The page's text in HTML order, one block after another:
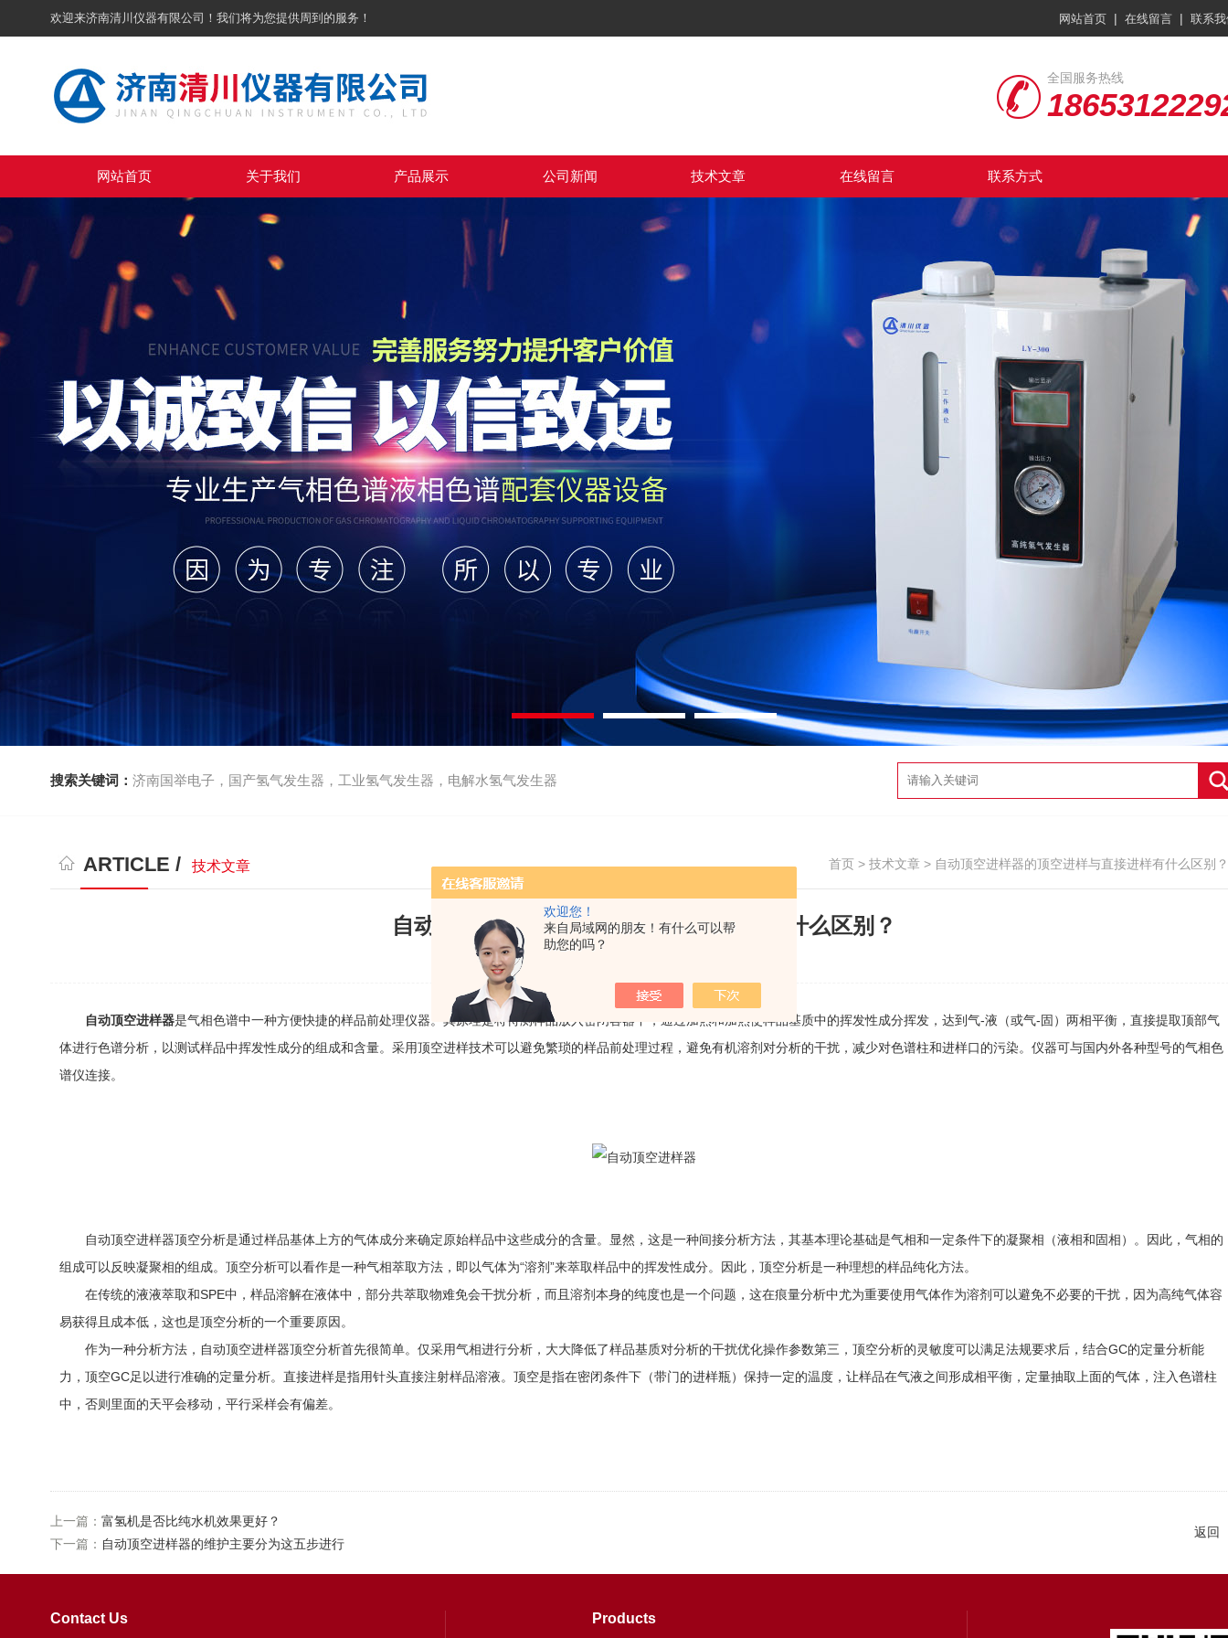
欢迎您！
来自局域网的朋友！有什么可以帮
助您的吗？
欢迎来济南清川仪器有限公司！我们将为您提供周到的服务！ 网站首页 | 在线留言 | 联系
全国服务热线
网站首页 关于我们 产品展示 公司新闻 技术文章 在线留言 联系方式
搜索关键词： 济南国举电子，国产氢气发生器，工业氢气发生器，电解水氢气发生器
ARTICLE / 技术文章 首页 > 技术文章 > 自动顶空进样器的顶空进样与直接进样有什么区别？
自动顶空进样器的顶空进样与直接进样有什么区别？
发布日期：2021-12-21 浏览次数：10464
自动顶空进样器是气相色谱中一种方便快捷的样品前处理仪器。其原理是将待测样品放入密闭容器中，通过加热和加热使样品基质中的挥发性成分挥发，达到气-液（或气-固）两相平衡，直接提取顶部气
体进行色谱分析，以测试样品中挥发性成分的组成和含量。采用顶空进样技术可以避免繁琐的样品前处理过程，避免有机溶剂对分析的干扰，减少对色谱柱和进样口的污染。仪器可与国内外各种型号的气相色
谱仪连接。
自动顶空进样器顶空分析是通过样品基体上方的气体成分来确定原始样品中这些成分的含量。显然，这是一种间接分析方法，其基本理论基础是气相和一定条件下的凝聚相（液相和固相）。因此，气相的
组成可以反映凝聚相的组成。顶空分析可以看作是一种气相萃取方法，即以气体为“溶剂”来萃取样品中的挥发性成分。因此，顶空分析是一种理想的样品纯化方法。
在传统的液液萃取和SPE中，样品溶解在液体中，部分共萃取物难免会干扰分析，而且溶剂本身的纯度也是一个问题，这在痕量分析中尤为重要使用气体作为溶剂可以避免不必要的干扰，因为高纯气体容
易获得且成本低，这也是顶空分析的一个重要原因。
作为一种分析方法，自动顶空进样器顶空分析首先很简单。仅采用气相进行分析，大大降低了样品基质对分析的干扰优化操作参数第三，顶空分析的灵敏度可以满足法规要求后，结合GC的定量分析能
力，顶空GC足以进行准确的定量分析。直接进样是指用针头直接注射样品溶液。顶空是指在密闭条件下（带门的进样瓶）保持一定的温度，让样品在气液之间形成相平衡，定量抽取上面的气体，注入色谱柱
中，否则里面的天平会移动，平行采样会有偏差。
上一篇： 富氢机是否比纯水机效果更好？
下一篇： 自动顶空进样器的维护主要分为这五步进行
返回
Contact Us Products